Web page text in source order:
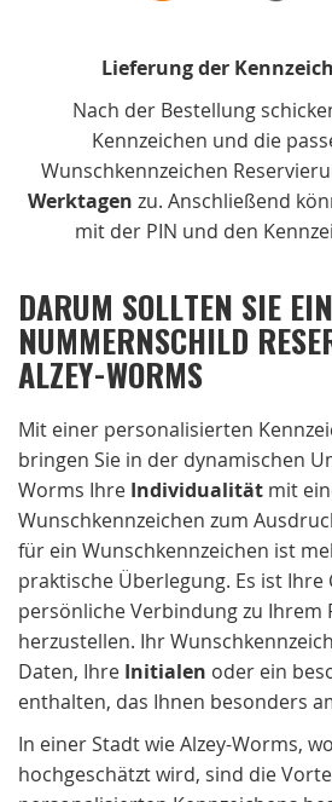
Lieferung der
Nach der Bestellung
Kennzeichen und die
Wunschkennzeichen
Werktagen zu. Anschließend
mit der PIN und den
DARUM SOLLTEN SIE EIN
NUMMERNSCHILD
ALZEY-WORMS
Mit einer personalisierten
bringen Sie in der dynamischen
Worms Ihre Individualität mit
Wunschkennzeichen zum
für ein Wunschkennzeichen ist
praktische Überlegung. Es ist Ihre
persönliche Verbindung zu Ihrem
herzustellen. Ihr
Daten, Ihre Initialen oder ein
enthalten, das Ihnen besonders
In einer Stadt wie Alzey-Worms,
hochgeschätzt wird, sind die